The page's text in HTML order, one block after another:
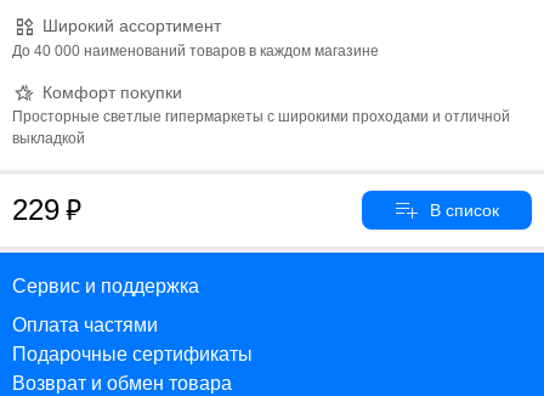
Широкий ассортимент
До 40 000 наименований товаров в каждом магазине
Комфорт покупки
Просторные светлые гипермаркеты с широкими проходами и отличной
выкладкой
229
Сервис и поддержка
Оплата частями
Подарочные сертификаты
Возврат и обмен товара